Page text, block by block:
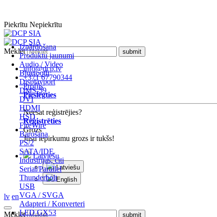
Piekrītu Nepiekrītu
Izpārdošana
Produktu jaunumi
Audio / Video
Bluetooth
Displayport
DMS-59
DVI
HDMI
HSD
FireWire
Barošana
PS/2
SATA/IDE
Industrijas, citi
Serial/Parallel
Thunderbolt
USB
VGA / SVGA
Adapteri / Konverteri
LED GX53
Meklēt
info@dcp.lv
+371 67790344
Profils
Pieslēgties
Neesat reģistrējies?
Reģistrēties
Grozs
Jūsu iepirkumu grozs ir tukšs!
Latviešu
Latviešu
English
lv en
Meklēt